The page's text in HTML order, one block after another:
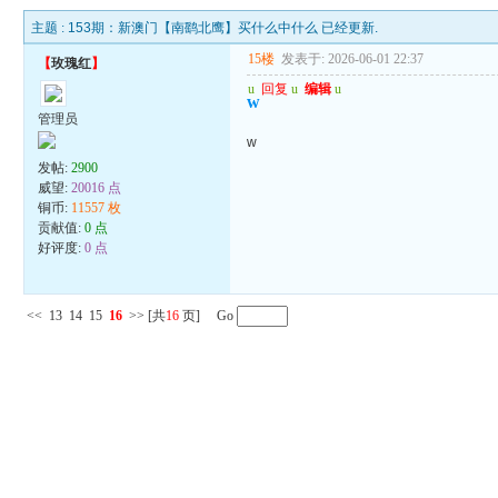
主题 : 153期：新澳门【南鹞北鹰】买什么中什么 已经更新.
【玫瑰红】
管理员
发帖:2900
威望:20016 点
铜币: 11557 枚
贡献值:0 点
好评度:0 点
15楼 发表于: 2026-06-01 22:37
u 回复 u 编辑 u
w
w
<< 13 14 15 16 >> [共16 页] Go